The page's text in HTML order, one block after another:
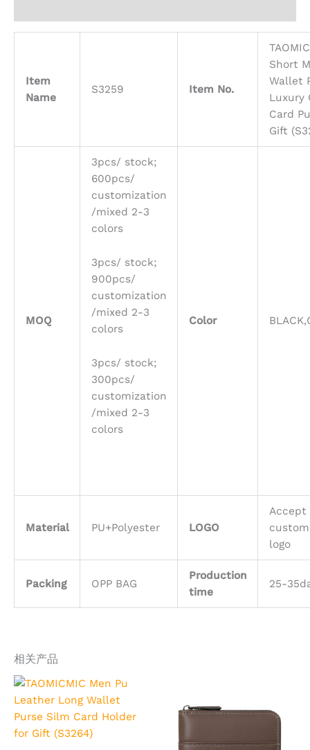
Item
Name
S3259 Item No.
Short
Wallet
Luxury
Card
Gift
MOQ
3pcs/ stock;
600pcs/
customization
/mixed 2-3
colors
3pcs/ stock;
900pcs/
customization
/mixed 2-3
colors
3pcs/ stock;
300pcs/
customization
/mixed 2-3
colors
Color
Material PU+Polyester LOGO
Accept
logo
Packing OPP BAG
Production
time
25-
相关产品
本
产
品
有
品